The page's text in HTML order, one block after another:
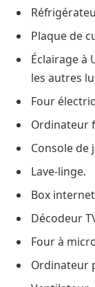
Plaque de
Éclairage à
les autres
Four
Ordinateur
Console de
Lave-linge.
Box
Décodeur
Four à
Ordinateur